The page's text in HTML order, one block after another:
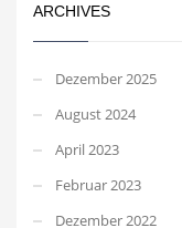
ARCHIVES
Dezember 2025
August 2024
April 2023
Februar 2023
Dezember 2022